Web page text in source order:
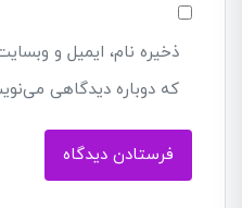
ذخیره نام، ایمیل و
که دوباره دیدگاهی